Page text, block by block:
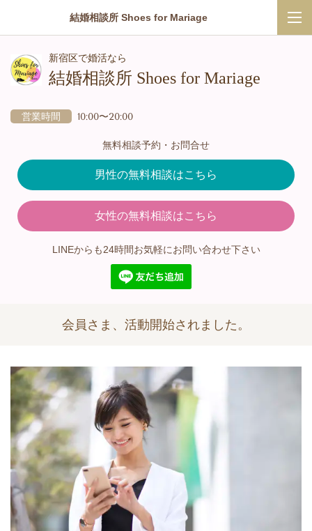
結婚相談所 Shoes for Mariage
新宿区で婚活なら
結婚相談所 Shoes for Mariage
営業時間 10:00〜20:00
無料相談予約・お問合せ
男性の無料相談はこちら
女性の無料相談はこちら
LINEからも24時間お気軽にお問い合わせ下さい
会員さま、活動開始されました。